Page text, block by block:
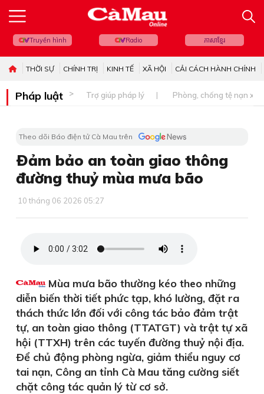
Truyền hình Radio ភាសាខ្មែរ
THỜI SỰ CHÍNH TRỊ KINH TẾ XÃ HỘI CẢI CÁCH HÀNH CHÍNH
Pháp luật Trợ giúp pháp lý Phòng, chống tệ nạn xã
Theo dõi Báo điện tử Cà Mau trên
Ðảm bảo an toàn giao thông
đường thuỷ mùa mưa bão
10 tháng 06 2026 05:27
Mùa mưa bão thường kéo theo những
diễn biến thời tiết phức tạp, khó lường, đặt ra
thách thức lớn đối với công tác bảo đảm trật
tự, an toàn giao thông (TTATGT) và trật tự xã
hội (TTXH) trên các tuyến đường thuỷ nội địa.
Ðể chủ động phòng ngừa, giảm thiểu nguy cơ
tai nạn, Công an tỉnh Cà Mau tăng cường siết
chặt công tác quản lý từ cơ sở.